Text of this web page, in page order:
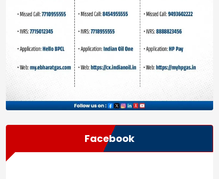
Facebook